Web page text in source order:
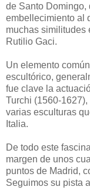
de Santo Domingo,
embellecimiento al
muchas similitudes
Rutilio Gaci.
Un elemento
escultórico,
fue clave la
Turchi (1560-
varias esculturas
Italia.
De todo este
margen de unos
puntos de Madrid,
Seguimos su pista